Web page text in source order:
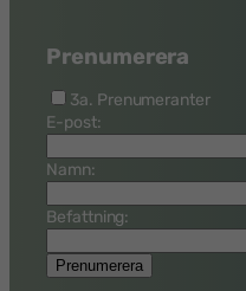
Prenumerera
3a. Prenumeranter
E-post:
Namn:
Befattning: